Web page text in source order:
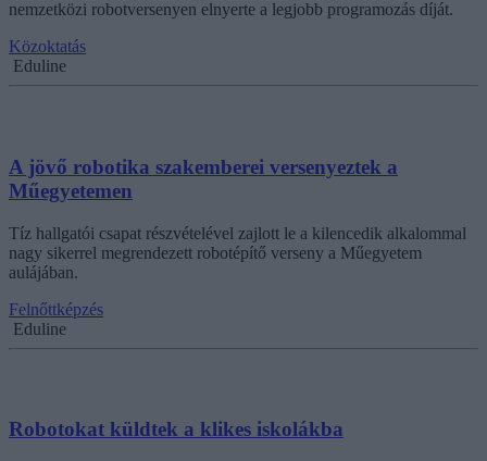
nemzetközi robotversenyen elnyerte a legjobb programozás díját.
Közoktatás
Eduline
A jövő robotika szakemberei versenyeztek a
Műegyetemen
Tíz hallgatói csapat részvételével zajlott le a kilencedik alkalommal
nagy sikerrel megrendezett robotépítő verseny a Műegyetem
aulájában.
Felnőttképzés
Eduline
Robotokat küldtek a klikes iskolákba